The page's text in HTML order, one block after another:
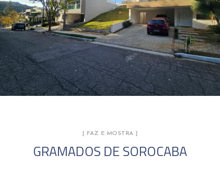
[ FAZ E MOSTRA ]
GRAMADOS DE SOROCABA